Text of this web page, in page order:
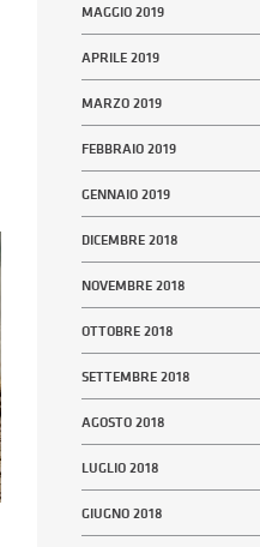
MAGGIO 2019
APRILE 2019
MARZO 2019
FEBBRAIO 2019
GENNAIO 2019
DICEMBRE 2018
NOVEMBRE 2018
OTTOBRE 2018
SETTEMBRE 2018
AGOSTO 2018
LUGLIO 2018
GIUGNO 2018